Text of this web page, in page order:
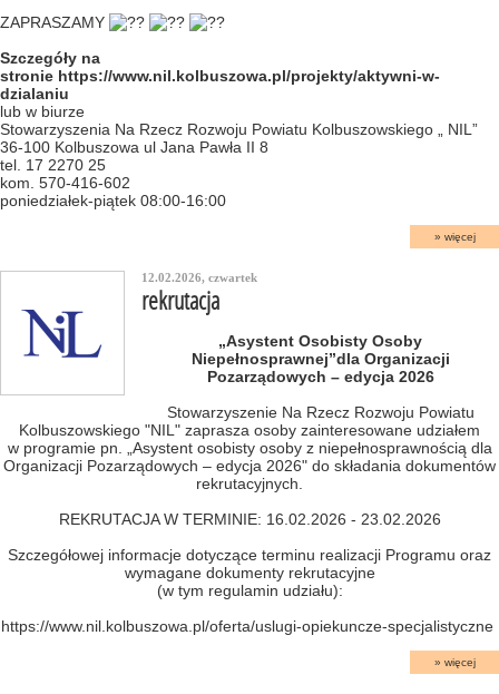
ZAPRASZAMY
Szczegóły na
stronie https://www.nil.kolbuszowa.pl/projekty/aktywni-w-
dzialaniu
lub w biurze
Stowarzyszenia Na Rzecz Rozwoju Powiatu Kolbuszowskiego „ NIL”
36-100 Kolbuszowa ul Jana Pawła II 8
tel. 17 2270 25
kom. 570-416-602
poniedziałek-piątek 08:00-16:00
więcej
12.02.2026, czwartek
rekrutacja
„Asystent Osobisty Osoby
Niepełnosprawnej”dla Organizacji
Pozarządowych – edycja 2026
Stowarzyszenie Na Rzecz Rozwoju Powiatu
Kolbuszowskiego "NIL" zaprasza osoby zainteresowane udziałem
w programie pn. „Asystent osobisty osoby z niepełnosprawnością dla
Organizacji Pozarządowych – edycja 2026" do składania dokumentów
rekrutacyjnych.
REKRUTACJA W TERMINIE: 16.02.2026 - 23.02.2026
Szczegółowej informacje dotyczące terminu realizacji Programu oraz
wymagane dokumenty rekrutacyjne
(w tym regulamin udziału):
https://www.nil.kolbuszowa.pl/oferta/uslugi-opiekuncze-specjalistyczne
więcej